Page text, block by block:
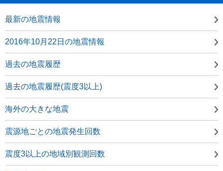
最新の地震情報
2016年10月22日の地震情報
過去の地震履歴
過去の地震履歴(震度3以上)
海外の大きな地震
震源地ごとの地震発生回数
震度3以上の地域別観測回数